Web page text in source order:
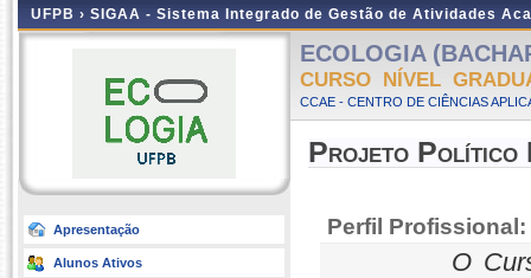
UFPB › SIGAA - Sistema Integrado de Gestão de Atividades
Apresentação
Alunos Ativos
ECOLOGIA
CURSO NÍVEL
CCAE - CENTRO DE CIÊNCIAS
Projeto Político
Perfil Profissional:
O Curso